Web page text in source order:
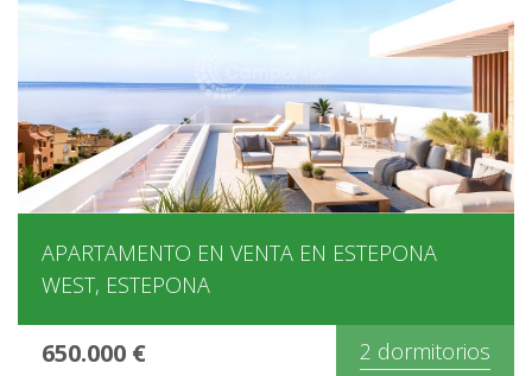
APARTAMENTO EN VENTA EN ESTEPONA
WEST, ESTEPONA
650.000 €
2 dormitorios